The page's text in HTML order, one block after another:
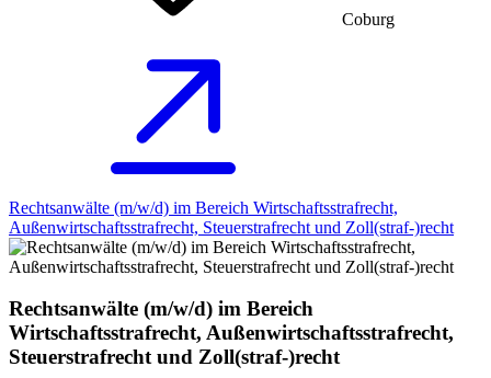
Coburg
Rechtsanwälte (m/w/d) im Bereich Wirtschaftsstrafrecht,
Außenwirtschaftsstrafrecht, Steuerstrafrecht und Zoll(straf-)recht
Rechtsanwälte (m/w/d) im Bereich
Wirtschaftsstrafrecht, Außenwirtschaftsstrafrecht,
Steuerstrafrecht und Zoll(straf-)recht